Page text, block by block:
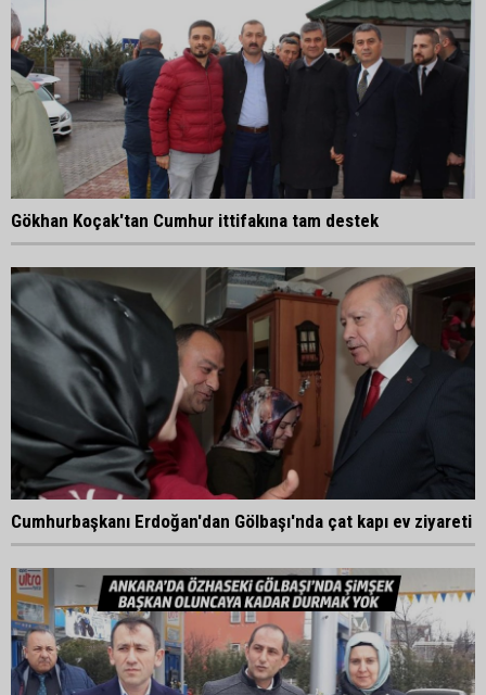
Gökhan Koçak'tan Cumhur ittifakına tam destek
Cumhurbaşkanı Erdoğan'dan Gölbaşı'nda çat kapı ev ziyareti